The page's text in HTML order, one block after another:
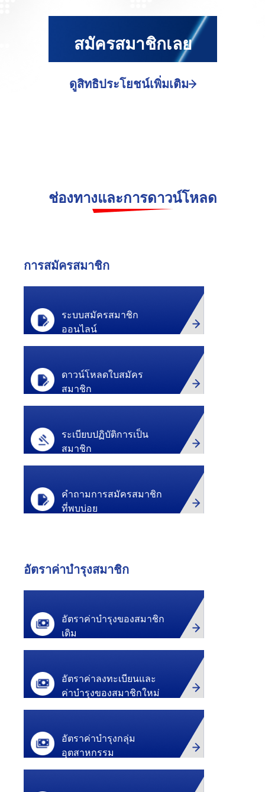
สมัครสมาชิกเลย
ดูสิทธิประโยชน์เพิ่มเติม
ช่องทางและการดาวน์โหลด
การสมัครสมาชิก
ระบบสมัครสมาชิก
ออนไลน์
ดาวน์โหลดใบสมัคร
สมาชิก
ระเบียบปฏิบัติการเป็น
สมาชิก
คำถามการสมัครสมาชิก
ที่พบบ่อย
อัตราค่าบำรุงสมาชิก
อัตราค่าบำรุงของสมาชิก
เดิม
อัตราค่าลงทะเบียนและ
ค่าบำรุงของสมาชิกใหม่
อัตราค่าบำรุงกลุ่ม
อุตสาหกรรม